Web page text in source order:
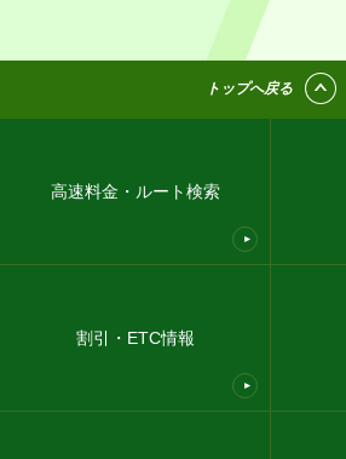
トップへ戻る
高速料金・ルート検索
割引・ETC情報